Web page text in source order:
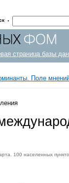
·
страница базы
Поле
100 населенных